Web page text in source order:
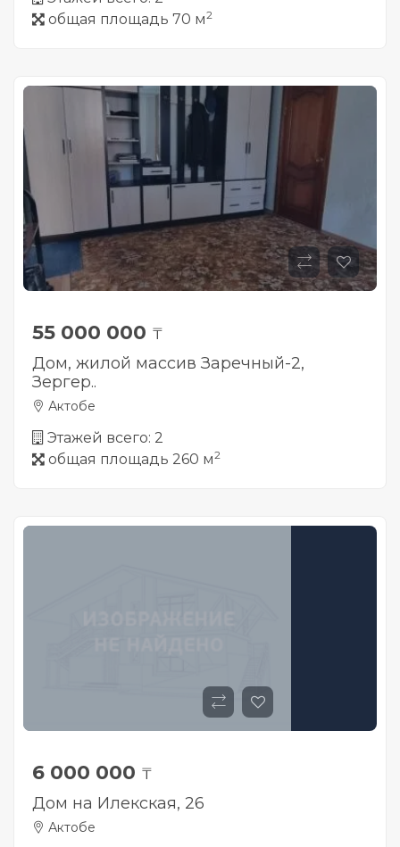
общая площадь 70 м2
55 000 000 ₸
Дом, жилой массив Заречный-2,
Зергер..
Актобе
Этажей всего: 2
общая площадь 260 м2
6 000 000 ₸
Дом на Илекская, 26
Актобе